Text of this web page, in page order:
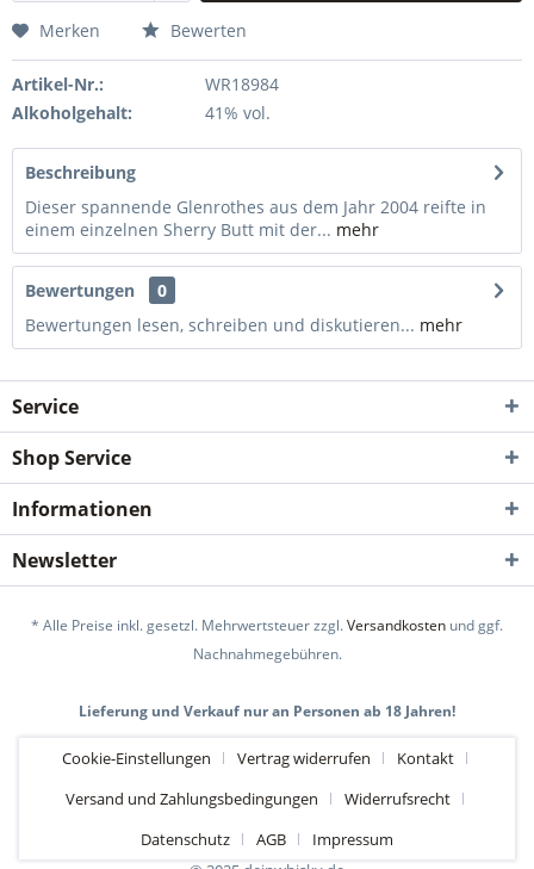
Merken Bewerten
Artikel-Nr.:
WR18984
Alkoholgehalt:
41% vol.
Beschreibung
Dieser spannende Glenrothes aus dem Jahr 2004 reifte in
einem einzelnen Sherry Butt mit der... mehr
Bewertungen
0
Bewertungen lesen, schreiben und diskutieren... mehr
Service
Shop Service
Informationen
Newsletter
* Alle Preise inkl. gesetzl. Mehrwertsteuer zzgl.Versandkosten und ggf.
Nachnahmegebühren.
Lieferung und Verkauf nur an Personen ab 18 Jahren!
Cookie-Einstellungen Vertrag widerrufen
Kontakt
Versand und Zahlungsbedingungen
Widerrufsrecht
Datenschutz
AGB
Impressum